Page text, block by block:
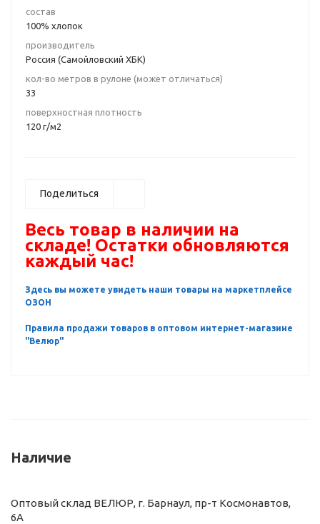
состав
100% хлопок
производитель
Россия (Самойловский ХБК)
кол-во метров в рулоне (может отличаться)
33
поверхностная плотность
120 г/м2
Поделиться
Весь товар в наличии на
складе! Остатки обновляются
каждый час!
Здесь вы можете увидеть наши товары на маркетплейсе
ОЗОН
Правила продажи товаров в оптовом интернет-магазине
"Велюр"
Наличие
Оптовый склад ВЕЛЮР, г. Барнаул, пр-т Космонавтов,
6А